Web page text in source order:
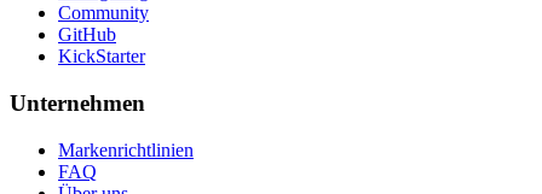
Community
GitHub
KickStarter
Unternehmen
Markenrichtlinien
FAQ